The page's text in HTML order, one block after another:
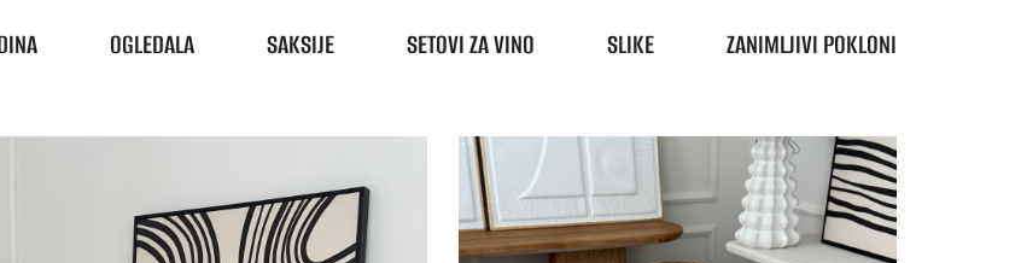
OGLEDALA SAKSIJE SETOVI ZA VINO SLIKE ZANIMLJIVI POKLONI